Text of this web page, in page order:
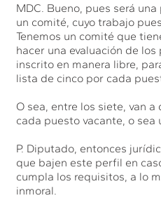
MDC. Bueno, pues será
un comité, cuyo trabajo
Tenemos un comité que
hacer una evaluación de
inscrito en manera libre,
lista de cinco por cada
O sea, entre los siete, van
cada puesto vacante, o
P. Diputado, entonces
que bajen este perfil en
cumpla los requisitos, a lo
inmoral.